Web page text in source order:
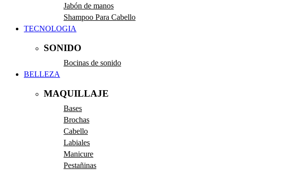
Jabón de manos
Shampoo Para Cabello
TECNOLOGIA
SONIDO
Bocinas de sonido
BELLEZA
MAQUILLAJE
Bases
Brochas
Cabello
Labiales
Manicure
Pestañinas